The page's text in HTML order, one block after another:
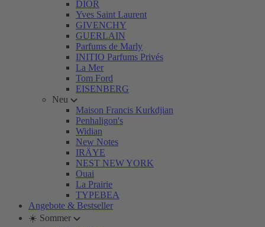
DIOR
Yves Saint Laurent
GIVENCHY
GUERLAIN
Parfums de Marly
INITIO Parfums Privés
La Mer
Tom Ford
EISENBERG
Neu
Maison Francis Kurkdjian
Penhaligon's
Widian
New Notes
IRÄYE
NEST NEW YORK
Ouai
La Prairie
TYPEBEA
Angebote & Bestseller
☀️ Sommer